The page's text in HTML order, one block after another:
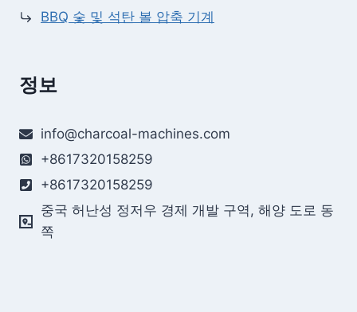
BBQ 숯 및 석탄 볼 압축 기계
정보
info@charcoal-machines.com
+8617320158259
+8617320158259
중국 허난성 정저우 경제 개발 구역, 해양 도로 동
쪽